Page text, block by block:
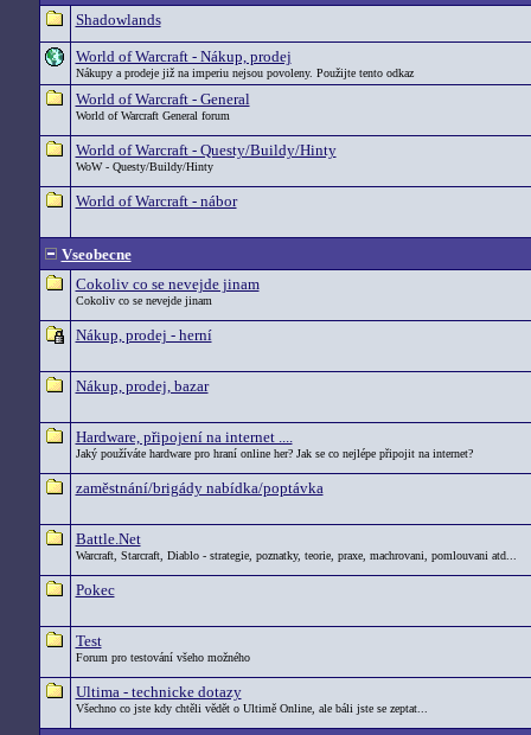
Shadowlands
World of Warcraft - Nákup, prodej
Nákupy a prodeje již na imperiu nejsou povoleny. Použijte tento odkaz
World of Warcraft - General
World of Warcraft General forum
World of Warcraft - Questy/Buildy/Hinty
WoW - Questy/Buildy/Hinty
World of Warcraft - nábor
Vseobecne
Cokoliv co se nevejde jinam
Cokoliv co se nevejde jinam
Nákup, prodej - herní
Nákup, prodej, bazar
Hardware, připojení na internet ....
Jaký používáte hardware pro hraní online her? Jak se co nejlépe připojit na internet?
zaměstnání/brigády nabídka/poptávka
Battle.Net
Warcraft, Starcraft, Diablo - strategie, poznatky, teorie, praxe, machrovani, pomlouvani atd...
Pokec
Test
Forum pro testování všeho možného
Ultima - technicke dotazy
Všechno co jste kdy chtěli vědět o Ultimě Online, ale báli jste se zeptat...